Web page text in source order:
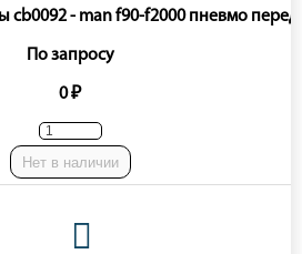
cb0092 - man f90-f2000 пневмо перед
По запросу
0 ₽
Нет в наличии